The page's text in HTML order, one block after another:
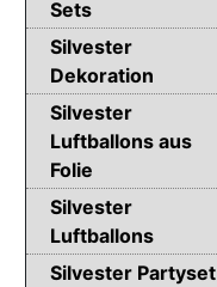
Sets
Silvester
Dekoration
Silvester
Luftballons aus
Folie
Silvester
Luftballons
Silvester Partyset